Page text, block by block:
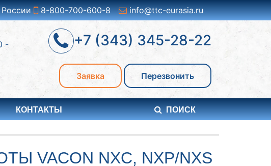
России 8-800-700-600-8 info@ttc-eurasia.ru
-
+7 (343) 345-28-22
Заявка Перезвонить
КОНТАКТЫ ПОИСК
VACON NXC, NXP/NXS